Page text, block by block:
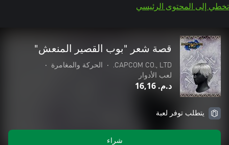
تخطي إلى المحتوى الرئيسي
قصة شعر "بوب القصير المنعش"
CAPCOM CO., LTD.
• الحركة والمغامرة
•
لعب الأدوار
د.م.‏ 16,16
يتطلب توفر لعبة
شراء